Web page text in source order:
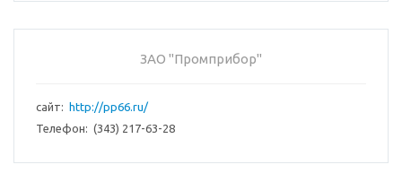
ЗАО "Промприбор"
сайт:
http://pp66.ru/
Телефон: (343) 217-63-28